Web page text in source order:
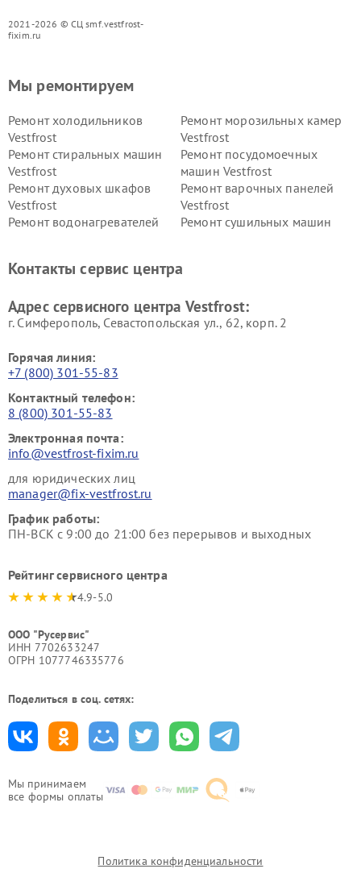
2021-2026 © СЦ smf.vestfrost-
fixim.ru
Мы принимаем
все формы оплаты
Мы ремонтируем
Ремонт холодильников
Vestfrost
Ремонт морозильных камер
Vestfrost
Ремонт стиральных машин
Vestfrost
Ремонт посудомоечных
машин Vestfrost
Ремонт духовых шкафов
Vestfrost
Ремонт варочных панелей
Vestfrost
Ремонт водонагревателей
Ремонт сушильных машин
Vestfrost
Контакты сервис центра
Адрес сервисного центра Vestfrost:
г. Симферополь, Севастопольская ул., 62, корп. 2
Горячая линия:
+7 (800) 301-55-83
Контактный телефон:
8 (800) 301-55-83
Электронная почта:
info@vestfrost-fixim.ru
для юридических лиц
manager@fix-vestfrost.ru
График работы:
ПН-ВСК с 9:00 до 21:00 без перерывов и выходных
Рейтинг сервисного центра
4.9-5.0
ООО "Русервис"
ИНН 7702633247
ОГРН 1077746335776
Поделиться в соц. сетях:
Политика конфиденциальности